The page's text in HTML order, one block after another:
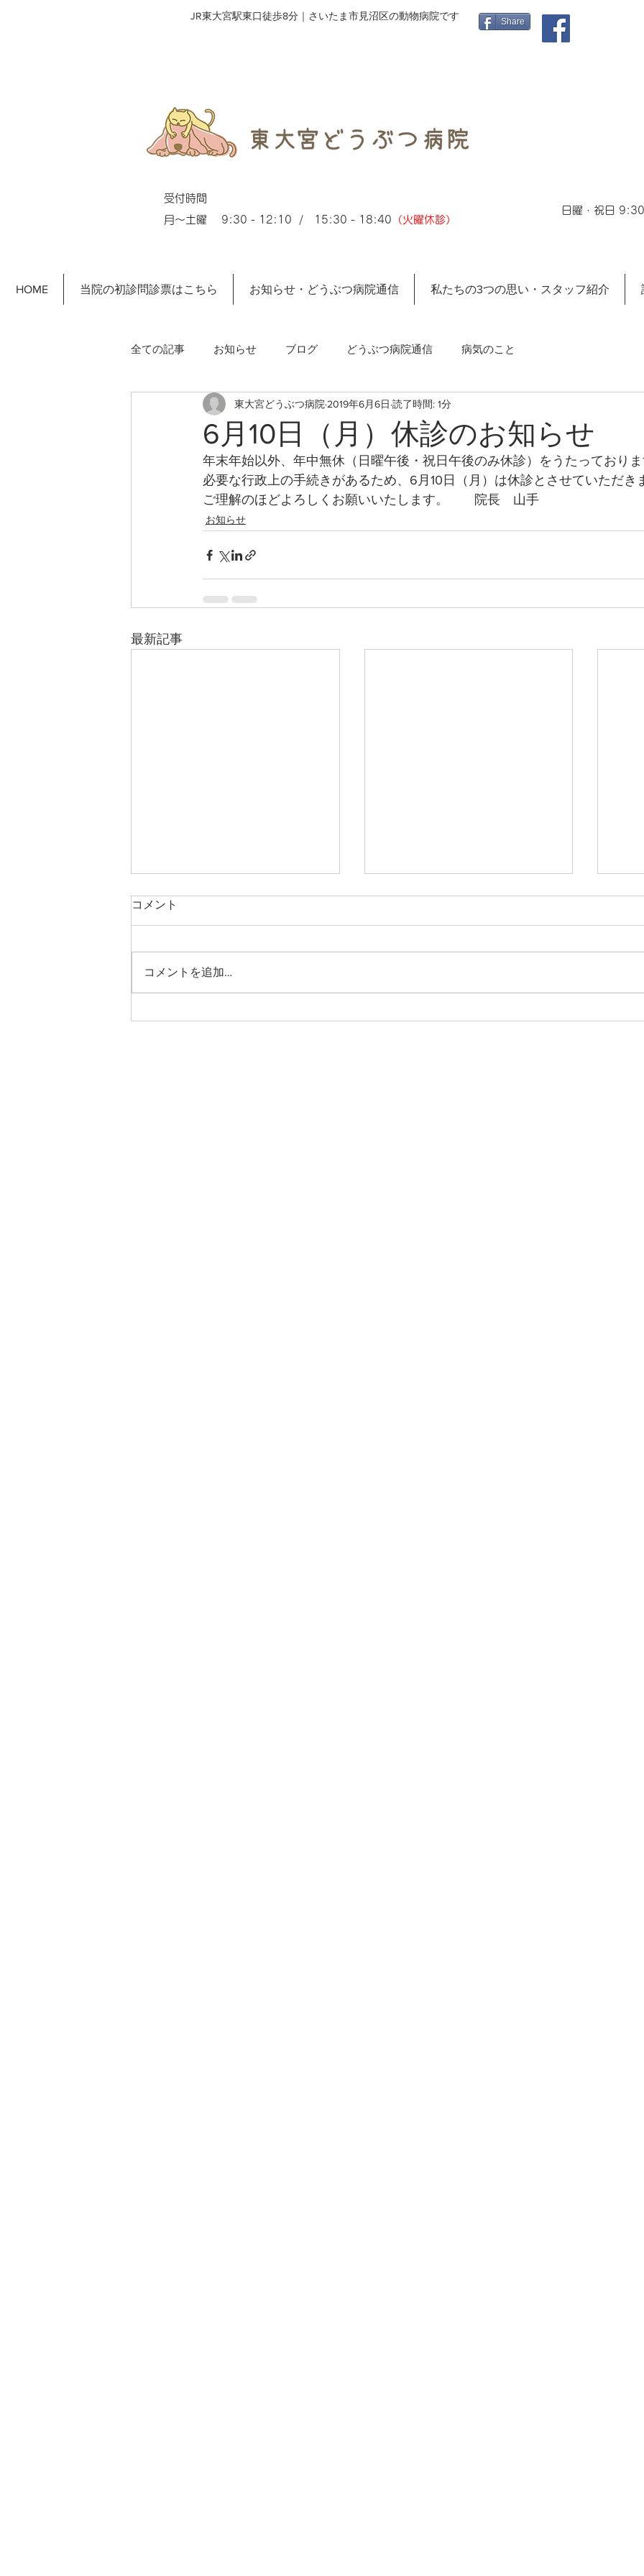
Share
​JR東大宮駅東口徒歩8分｜さいたま市見沼区の動物病院です
受付時間
月～土曜 9:30 - 12:10 / 15:30 - 18:40 （火曜休診）
日曜・祝日
HOME 当院の初診問診票はこちら お知らせ・どうぶつ病院通信 私たちの3つの思い・スタッフ紹介
全ての記事 お知らせ ブログ どうぶつ病院通信 病気のこと
6月10日（月）休診のお知らせ
東大宮どうぶつ病院 2019年6月6日 読了時間: 1分
年末年始以外、年中無休（日曜午後・祝日午後のみ休診）をうたっており
必要な行政上の手続きがあるため、6月10日（月）は休診とさせていただき
ご理解のほどよろしくお願いいたします。　　院長　山手
お知らせ
最新記事
8月のお知らせです
8月は通常通り火曜日休診、日曜
家族様も合わせて、熱中症などご
注意くださいませ。 加藤看護師
ノミ
コメント
コメントを追加…